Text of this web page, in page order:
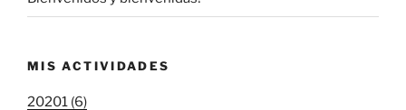
MIS ACTIVIDADES
20201 (6)